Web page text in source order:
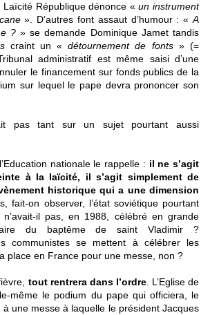
Laïcité République dénonce «un instrument
». D’autres font assaut d’humour : «A
?» se demande Dominique Jamet tandis
craint un «détournement de fonts» (=
administratif est même saisi d’une
le financement sur fonds publics de la
sur lequel le pape devra prononcer son
pas tant sur un sujet pourtant aussi
nationale le rappelle : il ne s’agit
à la laïcité, il s’agit simplement de
historique qui a une dimension
fait-on observer, l’état soviétique pourtant
n’avait-il pas, en 1988, célébré en grande
du baptême de saint Vladimir ?
communistes se mettent à célébrer les
place en France pour une messe, non ?
tout rentrera dans l’ordre. L’Eglise de
même le podium du pape qui officiera, le
une messe à laquelle le président Jacques